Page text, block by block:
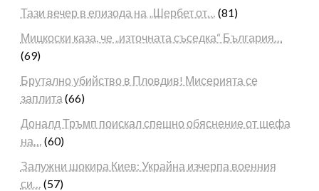
Тази вечер в епизода на „Шербет от… (81)
Мицкоски каза, че „източната съседка“ България…
(69)
Брутално убийство в Пловдив! Мисерията се
заплита (66)
Доналд Тръмп поискал спешно обяснение от шефа
на… (60)
Залужни шокира Киев: Украйна изчерпа военния
си… (57)